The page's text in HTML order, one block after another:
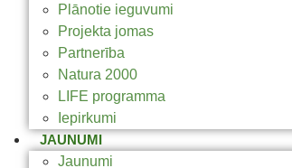
Plānotie ieguvumi
Projekta jomas
Partnerība
Natura 2000
LIFE programma
Iepirkumi
JAUNUMI
Jaunumi